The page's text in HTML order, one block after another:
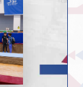
versenyzők